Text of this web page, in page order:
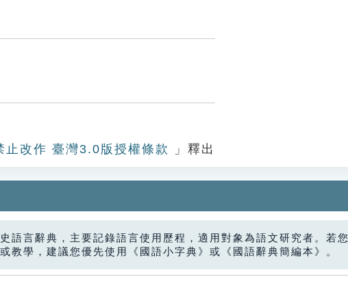
改作 臺灣3.0版授權條款 」釋出
語言辭典，主要記錄語言使用歷程，適用對象為語文研究者。若
教學，建議您優先使用《國語小字典》或《國語辭典簡編本》。